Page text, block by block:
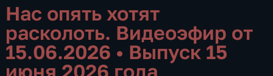
Нас опять хотят
расколоть. Видеоэфир от
15.06.2026 • Выпуск 15
июня 2026 года